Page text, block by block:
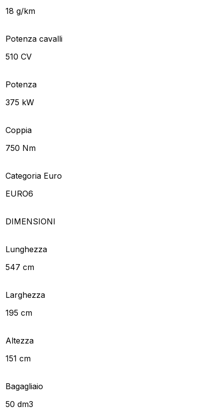
18 g/km
Potenza cavalli
510 CV
Potenza
375 kW
Coppia
750 Nm
Categoria Euro
EURO6
DIMENSIONI
Lunghezza
547 cm
Larghezza
195 cm
Altezza
151 cm
Bagagliaio
50 dm3